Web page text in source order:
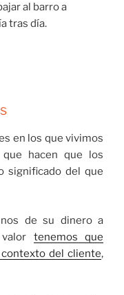
al barro a
tras día.
en los que vivimos
hacen que los
significado del que
de su dinero a
tenemos que
del cliente,